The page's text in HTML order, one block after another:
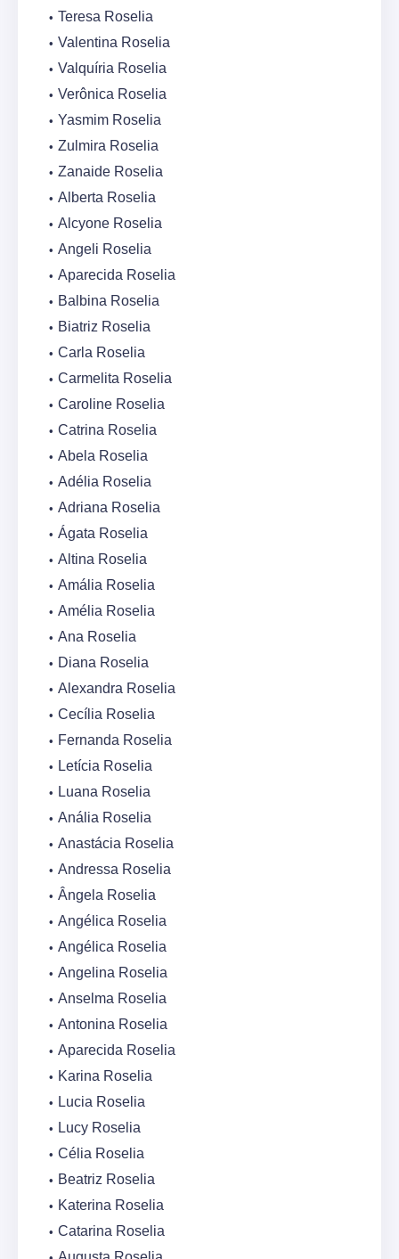
Teresa Roselia
Valentina Roselia
Valquíria Roselia
Verônica Roselia
Yasmim Roselia
Zulmira Roselia
Zanaide Roselia
Alberta Roselia
Alcyone Roselia
Angeli Roselia
Aparecida Roselia
Balbina Roselia
Biatriz Roselia
Carla Roselia
Carmelita Roselia
Caroline Roselia
Catrina Roselia
Abela Roselia
Adélia Roselia
Adriana Roselia
Ágata Roselia
Altina Roselia
Amália Roselia
Amélia Roselia
Ana Roselia
Diana Roselia
Alexandra Roselia
Cecília Roselia
Fernanda Roselia
Letícia Roselia
Luana Roselia
Anália Roselia
Anastácia Roselia
Andressa Roselia
Ângela Roselia
Angélica Roselia
Angélica Roselia
Angelina Roselia
Anselma Roselia
Antonina Roselia
Aparecida Roselia
Karina Roselia
Lucia Roselia
Lucy Roselia
Célia Roselia
Beatriz Roselia
Katerina Roselia
Catarina Roselia